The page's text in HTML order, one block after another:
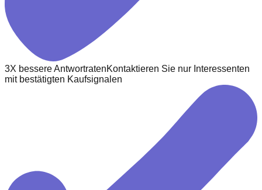
3X bessere AntwortratenKontaktieren Sie nur Interessenten
mit bestätigten Kaufsignalen